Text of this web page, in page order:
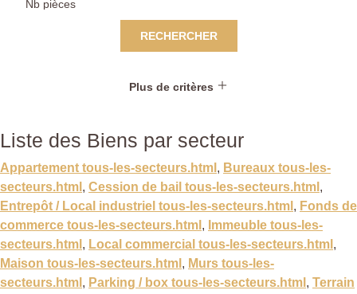
RECHERCHER
Plus de critères
Liste des Biens par secteur
Appartement tous-les-secteurs.html , Bureaux tous-les-
secteurs.html , Cession de bail tous-les-secteurs.html ,
Entrepôt / Local industriel tous-les-secteurs.html , Fonds de
commerce tous-les-secteurs.html , Immeuble tous-les-
secteurs.html , Local commercial tous-les-secteurs.html ,
Maison tous-les-secteurs.html , Murs tous-les-
secteurs.html , Parking / box tous-les-secteurs.html , Terrain